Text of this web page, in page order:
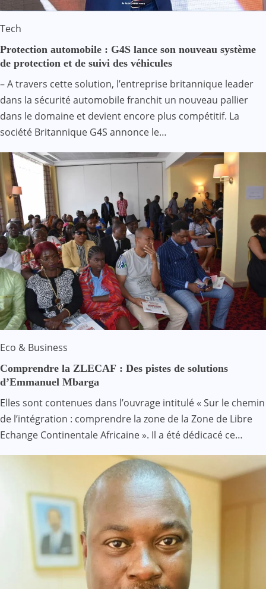
Tech
Protection automobile : G4S lance son nouveau système
de protection et de suivi des véhicules
– A travers cette solution, l’entreprise britannique leader
dans la sécurité automobile franchit un nouveau pallier
dans le domaine et devient encore plus compétitif. La
société Britannique G4S annonce le…
Eco & Business
Comprendre la ZLECAF : Des pistes de solutions
d’Emmanuel Mbarga
Elles sont contenues dans l’ouvrage intitulé « Sur le chemin
de l’intégration : comprendre la zone de la Zone de Libre
Echange Continentale Africaine ». Il a été dédicacé ce…